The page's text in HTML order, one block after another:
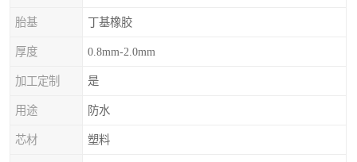
胎基 丁基橡胶
厚度 0.8mm-2.0mm
加工定制 是
用途 防水
芯材 塑料